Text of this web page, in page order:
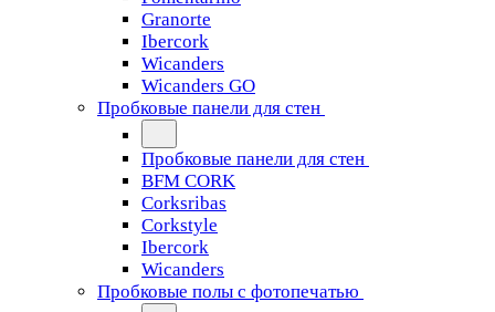
Granorte
Ibercork
Wicanders
Wicanders GO
Пробковые панели для стен
Пробковые панели для стен
BFM CORK
Corksribas
Corkstyle
Ibercork
Wicanders
Пробковые полы с фотопечатью